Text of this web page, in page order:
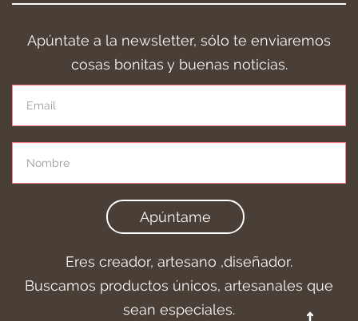
Apúntate a la newsletter, sólo te enviaremos
cosas bonitas y buenas noticias.
Apúntame
Eres creador, artesano ,diseñador.
Buscamos productos únicos, artesanales que
sean especiales.